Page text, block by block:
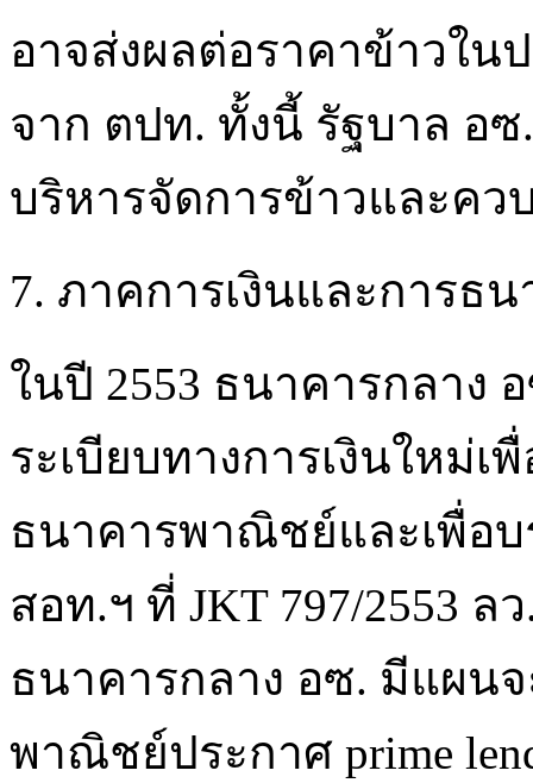
อาจส่งผลต่อราคาข้าวใน
จาก ตปท. ทั้งนี้ รัฐบาล อ
บริหารจัดการข้าวและคว
7. ภาคการเงินและการธน
ในปี 2553 ธนาคารกลาง
ระเบียบทางการเงินใหม่
ธนาคารพาณิชย์และเพื่อบ
สอท.ฯ ที่ JKT 797/2553 ล
ธนาคารกลาง อซ. มีแผน
พาณิชย์ประกาศ prime